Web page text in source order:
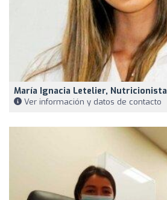
María Ignacia Letelier, Nutricionista
Ver información y datos de contacto